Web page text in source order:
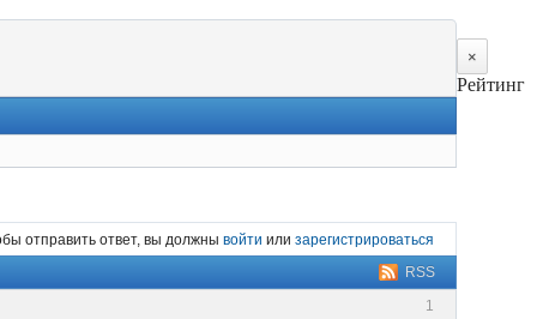
отправить ответ, вы должны войти или зарегистрироваться
RSS
1
×
Рейтинг